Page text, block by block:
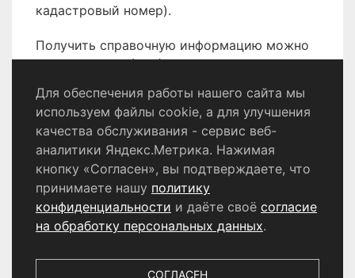
кадастровый номер).
Получить справочную информацию можно
по телефону 8 (496) 566-80-18.
Политика конфиденциальности
Согласие на обработку персональных данных
© 2024 - 2026 Сетевое издание «Информационный
портал Щёлково». Свидетельство о регистрации СМИ
Выдано Федеральной службой по надзору в сфере
связи, информационных технологий и массовых
Для обеспечения работы нашего сайта мы
используем файлы cookie, а для улучшения
качества обслуживания - сервис веб-
аналитики Яндекс.Метрика. Нажимая
кнопку «Согласен», вы подтверждаете, что
принимаете нашу политику
конфиденциальности и даёте своё согласие
на обработку персональных данных.
СОГЛАСЕН